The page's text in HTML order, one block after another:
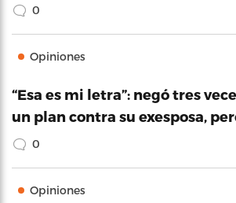
0
Opiniones
“Esa es mi letra”: negó tres
un plan contra su exesposa,
0
Opiniones